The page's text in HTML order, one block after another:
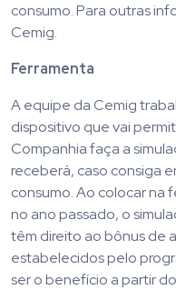
consumo. Para outras
Cemig.
Ferramenta
A equipe da Cemig
dispositivo que vai
Companhia faça a
receberá, caso consiga
consumo. Ao colocar na
no ano passado, o
têm direito ao bônus de
estabelecidos pelo
ser o benefício a partir